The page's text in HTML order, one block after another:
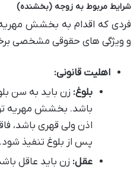
شرایط مربوط به زوجه (بخشنده)
فردی که اقدام به بخشش
و ویژگی های حقوقی مشخصی
اهلیت قانونی:
بلوغ:
باشد. بخشش مهریه
اذن ولی قهری باشد،
پس از بلوغ تنفیذ شود.
عقل: زن باید عاقل